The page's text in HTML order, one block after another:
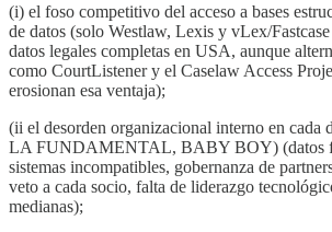
(i) el foso competitivo del acceso a bases
de datos (solo Westlaw, Lexis y vLex/Fastcase
datos legales completas en USA, aunque
como CourtListener y el Caselaw Access
erosionan esa ventaja);
(ii el desorden organizacional interno en cada
LA FUNDAMENTAL, BABY BOY) (datos
sistemas incompatibles, gobernanza de
veto a cada socio, falta de liderazgo
medianas);